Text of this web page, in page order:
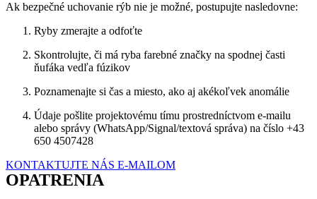
Ak bezpečné uchovanie rýb nie je možné, postupujte nasledovne:
Ryby zmerajte a odfoťte
Skontrolujte, či má ryba farebné značky na spodnej časti
ňufáka vedľa fúzikov
Poznamenajte si čas a miesto, ako aj akékoľvek anomálie
Údaje pošlite projektovému tímu prostredníctvom e-mailu
alebo správy (WhatsApp/Signal/textová správa) na číslo +43
650 4507428
KONTAKTUJTE NÁS E-MAILOM
OPATRENIA